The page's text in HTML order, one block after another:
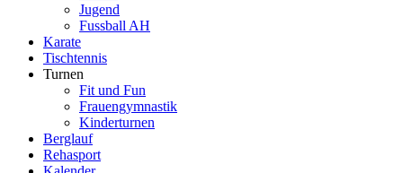
Jugend
Fussball AH
Karate
Tischtennis
Turnen
Fit und Fun
Frauengymnastik
Kinderturnen
Berglauf
Rehasport